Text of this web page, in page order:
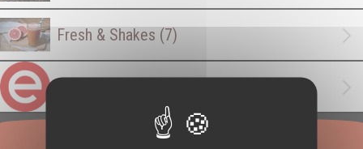
Fresh & Shakes (7)